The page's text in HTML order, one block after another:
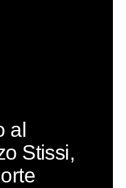
al
Stissi,